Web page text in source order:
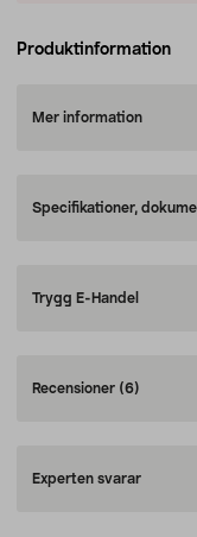
Produktinformation
Mer information
Specifikationer,
Trygg E-Handel
Recensioner (6)
Experten svarar